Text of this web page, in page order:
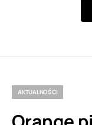
AKTUALNOŚCI